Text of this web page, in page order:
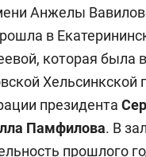
Анжелы
в
которая была
Хельсинкской
президента
Памфилова. В
прошлого